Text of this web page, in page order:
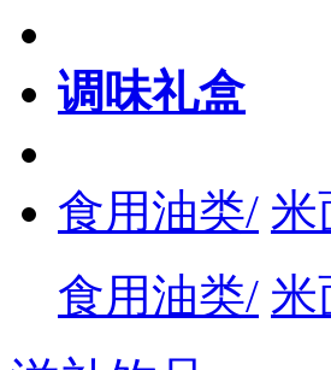
调味礼盒
食用油类/ 米
食用油类/ 米